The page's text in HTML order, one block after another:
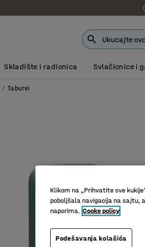
Skladište i radionica Svlačionice i
Taburei
Klikom na „Prihvatite sve
poboljšala navigacija na sajtu,
naporima. Cooke policy
Podešavanja kolačića